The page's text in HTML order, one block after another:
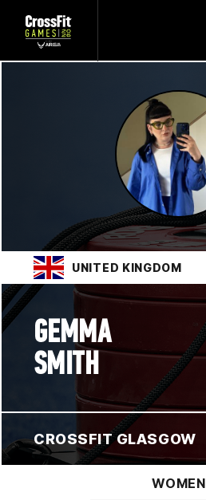
UNITED KINGDOM
GEMMA
SMITH
CROSSFIT GLASGOW
WOMEN